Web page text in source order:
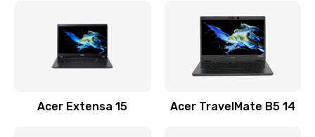
Замена видеочипа
Заказать
Acer Extensa 15 Acer TravelMate B5 14